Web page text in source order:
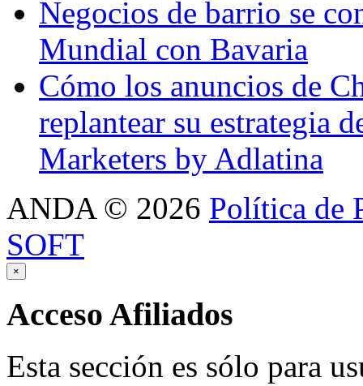
Negocios de barrio se
Mundial con Bavaria
Cómo los anuncios de
replantear su estrategia
Marketers by Adlatina
ANDA © 2026 Política de
SOFT
×
Acceso Afiliados
Esta sección es sólo para